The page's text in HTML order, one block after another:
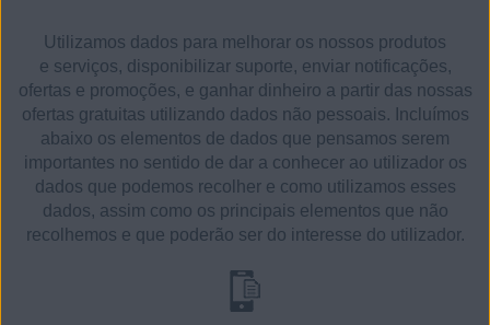
Utilizamos dados para melhorar os nossos produtos
e serviços, disponibilizar suporte, enviar notificações,
ofertas e promoções, e ganhar dinheiro a partir das nossas
ofertas gratuitas utilizando dados não pessoais. Incluímos
abaixo os elementos de dados que pensamos serem
importantes no sentido de dar a conhecer ao utilizador os
dados que podemos recolher e como utilizamos esses
dados, assim como os principais elementos que não
recolhemos e que poderão ser do interesse do utilizador.